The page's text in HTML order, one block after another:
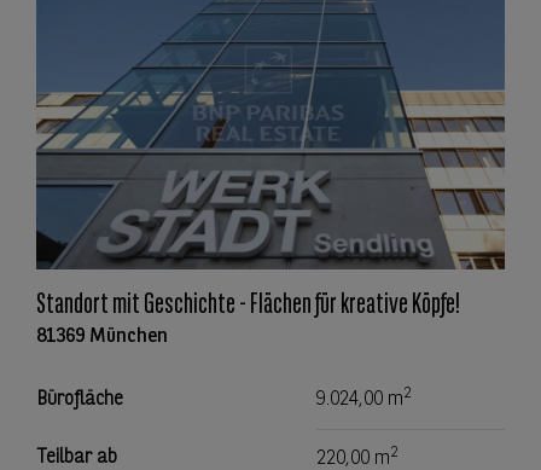
Standort mit Geschichte - Flächen für kreative Köpfe!
81369 München
Bürofläche 9.024,00 m2
Teilbar ab 220,00 m2